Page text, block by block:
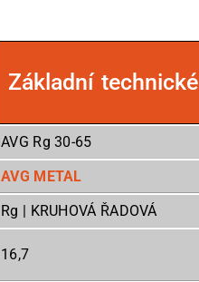
Základní
AVG Rg 30-65
AVG METAL
Rg | KRUHOVÁ ŘADOVÁ
16,7